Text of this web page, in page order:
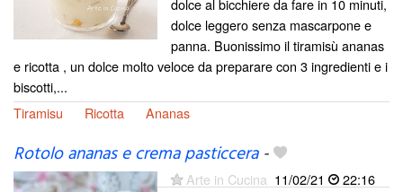
dolce al bicchiere da fare in 10 minuti,
dolce leggero senza mascarpone e
panna. Buonissimo il tiramisù ananas
e ricotta , un dolce molto veloce da preparare con 3 ingredienti e i
biscotti,...
Tiramisu
Ricotta Ananas
Rotolo ananas e crema pasticcera-
Arte in Cucina 11/02/21
22:16